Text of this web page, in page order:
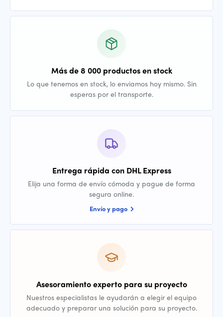
Más de 8 000 productos en stock
Lo que tenemos en stock, lo enviamos hoy mismo. Sin
esperas por el transporte.
Entrega rápida con DHL Express
Elija una forma de envío cómoda y pague de forma
segura online.
Envío y pago
Asesoramiento experto para su proyecto
Nuestros especialistas le ayudarán a elegir el equipo
adecuado y preparar una solución para su proyecto.